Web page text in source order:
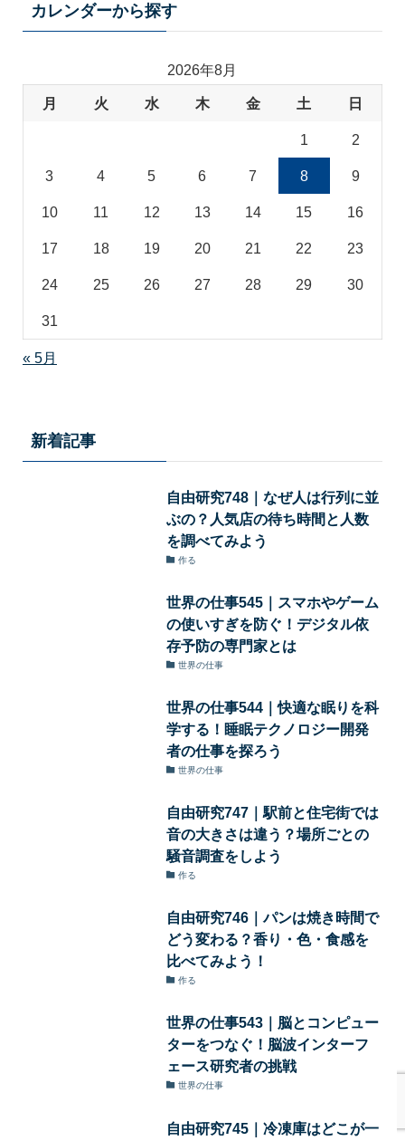
カレンダーから探す
2026年8月
月 火 水 木 金 土 日
1 2
3 4 5 6 7 8 9
10 11 12 13 14 15 16
17 18 19 20 21 22 23
24 25 26 27 28 29 30
31
« 5月
新着記事
自由研究748｜なぜ人は行列に並
ぶの？人気店の待ち時間と人数
を調べてみよう
作る
世界の仕事545｜スマホやゲーム
の使いすぎを防ぐ！デジタル依
存予防の専門家とは
世界の仕事
世界の仕事544｜快適な眠りを科
学する！睡眠テクノロジー開発
者の仕事を探ろう
世界の仕事
自由研究747｜駅前と住宅街では
音の大きさは違う？場所ごとの
騒音調査をしよう
作る
自由研究746｜パンは焼き時間で
どう変わる？香り・色・食感を
比べてみよう！
作る
世界の仕事543｜脳とコンピュー
ターをつなぐ！脳波インターフ
ェース研究者の挑戦
世界の仕事
自由研究745｜冷凍庫はどこが一